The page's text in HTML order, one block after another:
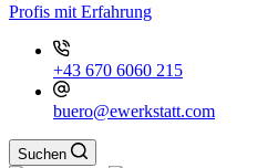
Profis mit Erfahrung
+43 670 6060 215
buero@ewerkstatt.com
Suchen